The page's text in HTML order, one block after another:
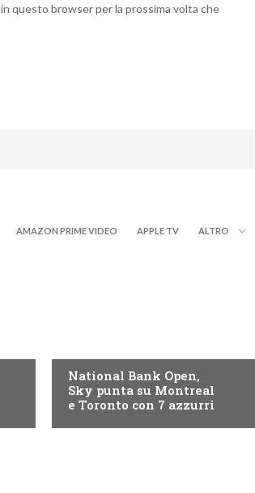
questo browser per la prossima volta che
AMAZON PRIME VIDEO APPLE TV ALTRO
National Bank Open,
Sky punta su Montreal
e Toronto con 7 azzurri